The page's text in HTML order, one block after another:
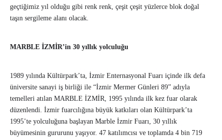
geçtiğimiz yıl olduğu gibi renk renk, çeşit çeşit yüzlerce blok doğal
taşın sergileme alanı olacak.
MARBLE İZMİR’in 30 yıllık yolculuğu
1989 yılında Kültürpark’ta, İzmir Enternasyonal Fuarı içinde ilk defa
üniversite sanayi iş birliği ile “İzmir Mermer Günleri 89” adıyla
temelleri atılan MARBLE İZMİR, 1995 yılında ilk kez fuar olarak
düzenlendi. İzmir fuarcılığına büyük katkıları olan Kültürpark’ta
1995’te yolculuğuna başlayan Marble İzmir Fuarı, 30 yıllık
büyümesinin gururunu yaşıyor. 47 katılımcısı ve toplamda 4 bin 719